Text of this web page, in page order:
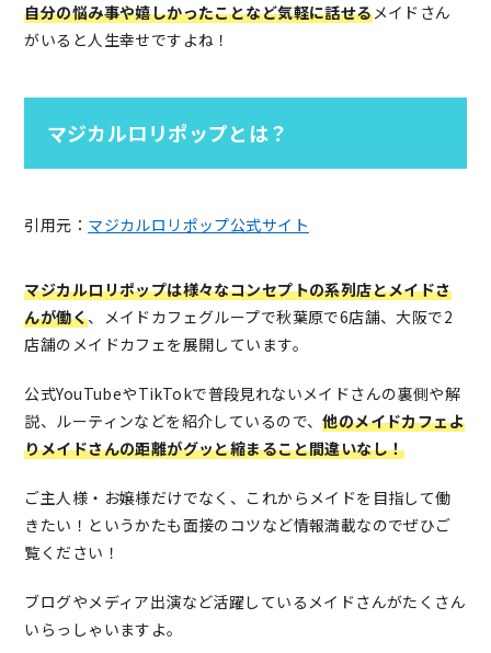
自分の悩み事や嬉しかったことなど気軽に話せるメイドさん
がいると人生幸せですよね！
マジカルロリポップとは？
引用元： マジカルロリポップ公式サイト
マジカルロリポップは様々なコンセプトの系列店とメイドさ
んが働く、メイドカフェグループで秋葉原で6店舗、大阪で2
店舗のメイドカフェを展開しています。
公式YouTubeやTikTokで普段見れないメイドさんの裏側や解
説、ルーティンなどを紹介しているので、他のメイドカフェよ
りメイドさんの距離がグッと縮まること間違いなし！
ご主人様・お嬢様だけでなく、これからメイドを目指して働
きたい！というかたも面接のコツなど情報満載なのでぜひご
覧ください！
ブログやメディア出演など活躍しているメイドさんがたくさん
いらっしゃいますよ。